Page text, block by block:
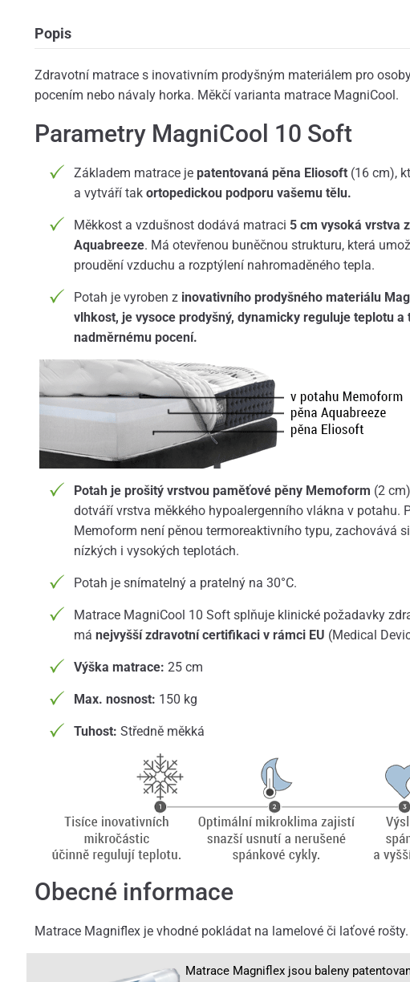
Popis
Zdravotní matrace s inovativním prodyšným materiálem pro
pocením nebo návaly horka. Měkčí varianta matrace MagniCool.
Parametry MagniCool 10 Soft
Základem matrace je patentovaná pěna Eliosoft(16 cm),
a vytváří tak ortopedickou podporu vašemu tělu.
Měkkost a vzdušnost dodává matraci 5 cm vysoká vrstva
Aquabreeze. Má otevřenou buněčnou strukturu, která
proudění vzduchu a rozptýlení nahromaděného tepla.
Potah je vyroben z inovativního prodyšného materiálu
vlhkost, je vysoce prodyšný, dynamicky reguluje teplotu a
nadměrnému pocení.
Potah je prošitý vrstvou paměťové pěny Memoform (2
dotváří vrstva měkkého hypoalergenního vlákna v potahu.
Memoform není pěnou termoreaktivního typu, zachovává
nízkých i vysokých teplotách.
Potah je snímatelný a pratelný na 30°C.
Matrace MagniCool 10 Soft splňuje klinické požadavky
má nejvyšší zdravotní certifikaci v rámci EU (Medical
Výška matrace: 25 cm
Max. nosnost: 150 kg
Tuhost: Středně měkká
Obecné informace
Matrace Magniflex je vhodné pokládat na lamelové či laťové rošty.
Matrace Magniflex jsou baleny